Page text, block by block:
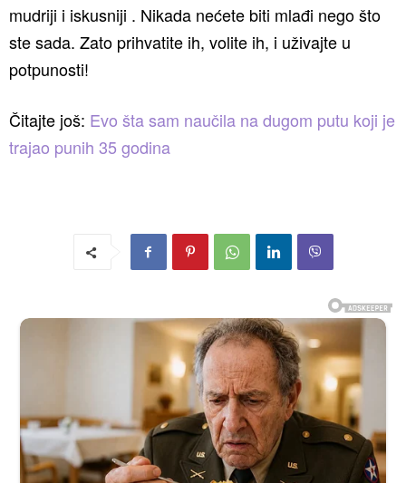
mudriji i iskusniji . Nikada nećete biti mlađi nego što
ste sada. Zato prihvatite ih, volite ih, i uživajte u
potpunosti!
Čitajte još: Evo šta sam naučila na dugom putu koji je
trajao punih 35 godina